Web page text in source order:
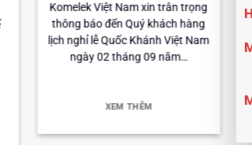
Komelek Việt Nam xin trân trọng
thông báo đến Quý khách hàng
lịch nghỉ lễ Quốc Khánh Việt Nam
ngày 02 tháng 09 năm…
XEM THÊM